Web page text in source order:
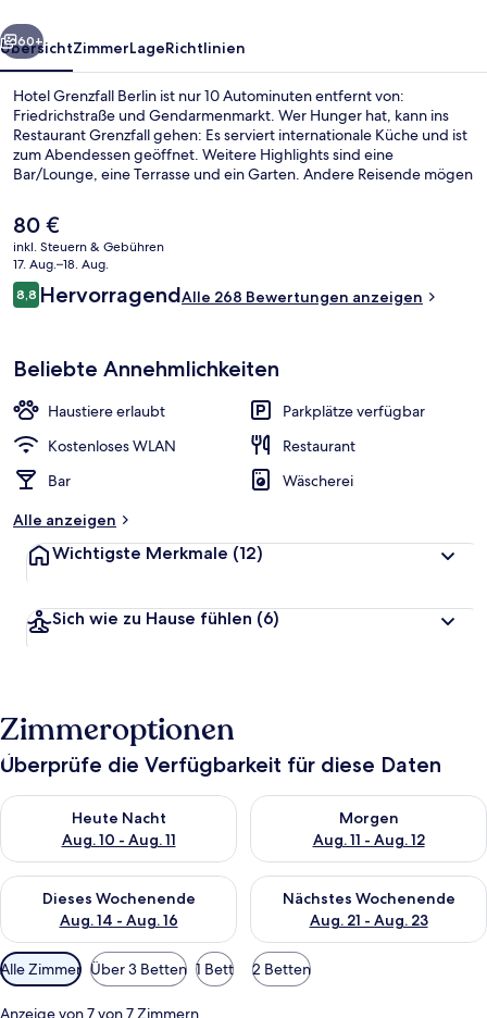
Weiter
60+
ÜbersichtZimmerLageRichtlinien
Hotel Grenzfall Berlin ist nur 10 Autominuten entfernt von:
Friedrichstraße und Gendarmenmarkt. Wer Hunger hat, kann ins
Restaurant Grenzfall gehen: Es serviert internationale Küche und ist
zum Abendessen geöffnet. Weitere Highlights sind eine
Bar/Lounge, eine Terrasse und ein Garten. Andere Reisende mögen
Verkehrsmittel sind nur einen kurzen Fußmarsch entfernt: Zur
Straßenbahnhaltestelle Gedenkstätte Berliner Mauer sind es nur
wenige Schritte und zur U-Bahnhof Bernauer Straße 7 Minuten.
Der
aktuelle
Preis
beträgt
80 €.
80 €
inkl. Steuern & Gebühren
17. Aug.–18. Aug.
Bewertungen
8,88,8 von 10.
HervorragendAlle 268 Bewertungen anzeigen
Beliebte Annehmlichkeiten
Haustiere erlaubt
Parkplätze verfügbar
Kostenloses WLAN
Restaurant
Bar
Wäscherei
Alle anzeigen
Wichtigste Merkmale (12)
Sich wie zu Hause fühlen (6)
Zimmeroptionen
Überprüfe die Verfügbarkeit für diese Daten
Heute Nacht
Aug. 10 - Aug. 11
Überprüfe die Verfügbarkeit für heute Nacht, Aug. 10 - Aug.
Morgen
Aug. 11 - Aug. 12
Überprüfe die Verfügbarkeit
Dieses Wochenende
Aug. 14 - Aug. 16
Überprüfe die Verfügbarkeit für dieses Wochenende, Aug. 14
Nächstes Wochenende
Aug. 21 - Aug. 23
Überprüfe die Verfügbarkeit
Verfügbare
Filter
für
Alle Zimmer Über 3 Betten 1 Bett 2 Betten
Anzeige von 7 von 7 Zimmern